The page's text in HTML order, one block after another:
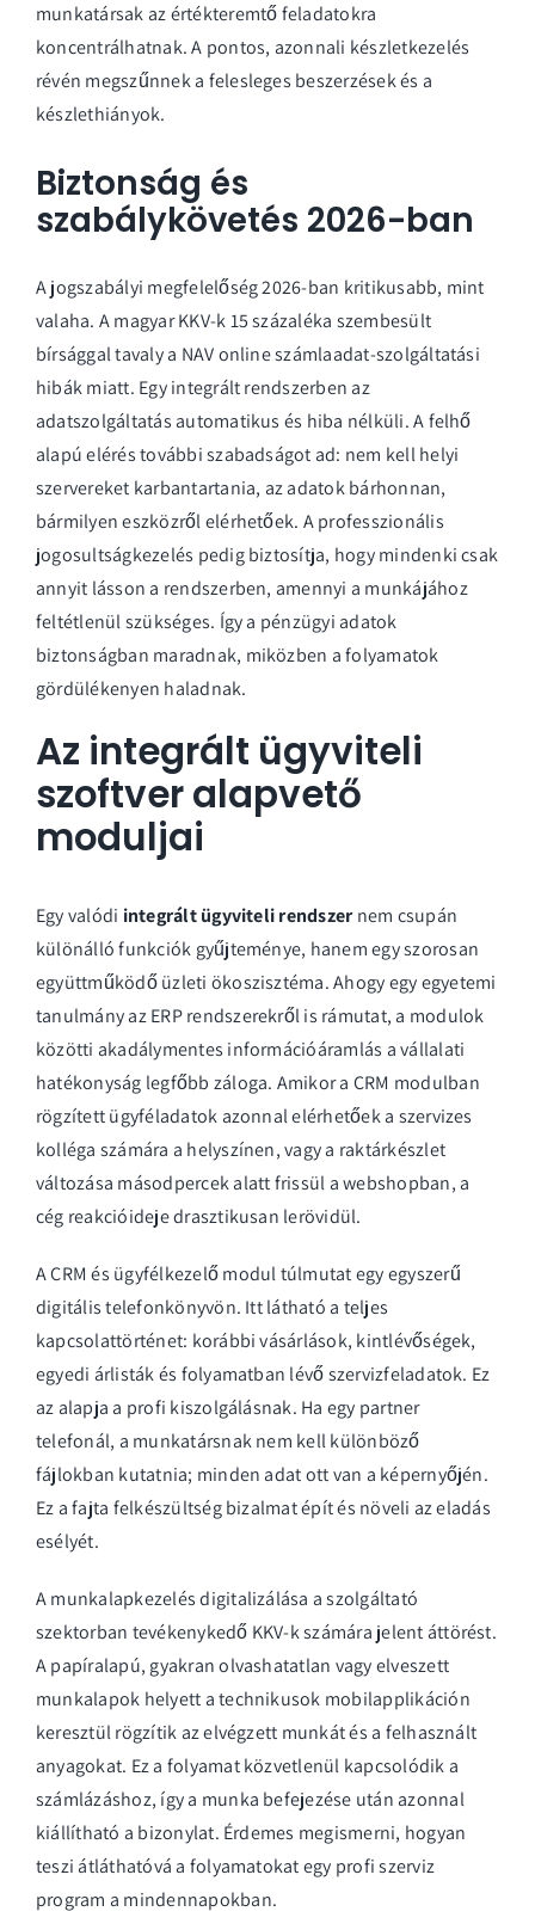
munkatársak az értékteremtő feladatokra
koncentrálhatnak. A pontos, azonnali készletkezelés
révén megszűnnek a felesleges beszerzések és a
készlethiányok.
Biztonság és
szabálykövetés 2026-ban
A jogszabályi megfelelőség 2026-ban kritikusabb, mint
valaha. A magyar KKV-k 15 százaléka szembesült
bírsággal tavaly a NAV online számlaadat-szolgáltatási
hibák miatt. Egy integrált rendszerben az
adatszolgáltatás automatikus és hiba nélküli. A felhő
alapú elérés további szabadságot ad: nem kell helyi
szervereket karbantartania, az adatok bárhonnan,
bármilyen eszközről elérhetőek. A professzionális
jogosultságkezelés pedig biztosítja, hogy mindenki csak
annyit lásson a rendszerben, amennyi a munkájához
feltétlenül szükséges. Így a pénzügyi adatok
biztonságban maradnak, miközben a folyamatok
gördülékenyen haladnak.
Az integrált ügyviteli
szoftver alapvető
moduljai
Egy valódi integrált ügyviteli rendszernem csupán
különálló funkciók gyűjteménye, hanem egy szorosan
együttműködő üzleti ökoszisztéma. Ahogy egyegyetemi
tanulmány az ERP rendszerekrőlis rámutat, a modulok
közötti akadálymentes információáramlás a vállalati
hatékonyság legfőbb záloga. Amikor a CRM modulban
rögzített ügyféladatok azonnal elérhetőek a szervizes
kolléga számára a helyszínen, vagy a raktárkészlet
változása másodpercek alatt frissül a webshopban, a
cég reakcióideje drasztikusan lerövidül.
A CRM és ügyfélkezelő modul túlmutat egy egyszerű
digitális telefonkönyvön. Itt látható a teljes
kapcsolattörténet: korábbi vásárlások, kintlévőségek,
egyedi árlisták és folyamatban lévő szervizfeladatok. Ez
az alapja a profi kiszolgálásnak. Ha egy partner
telefonál, a munkatársnak nem kell különböző
fájlokban kutatnia; minden adat ott van a képernyőjén.
Ez a fajta felkészültség bizalmat épít és növeli az eladás
esélyét.
A munkalapkezelés digitalizálása a szolgáltató
szektorban tevékenykedő KKV-k számára jelent áttörést.
A papíralapú, gyakran olvashatatlan vagy elveszett
munkalapok helyett a technikusok mobilapplikáción
keresztül rögzítik az elvégzett munkát és a felhasznált
anyagokat. Ez a folyamat közvetlenül kapcsolódik a
számlázáshoz, így a munka befejezése után azonnal
kiállítható a bizonylat. Érdemes megismerni, hogyan
teszi átláthatóvá a folyamatokat egy profiszerviz
program a mindennapokban.